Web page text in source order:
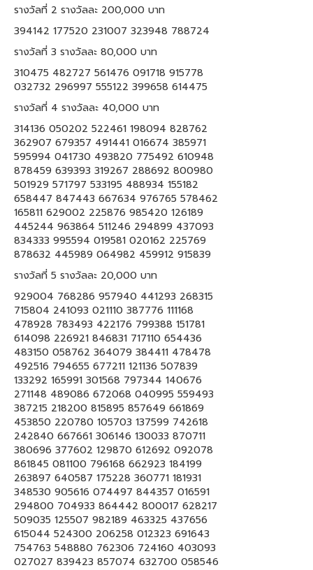
รางวัลที่ 2 รางวัลละ 200,000 บาท
394142 177520 231007 323948 788724
รางวัลที่ 3 รางวัลละ 80,000 บาท
310475 482727 561476 091718 915778
032732 296997 555122 399658 614475
รางวัลที่ 4 รางวัลละ 40,000 บาท
314136 050202 522461 198094 828762
362907 679357 491441 016674 385971
595994 041730 493820 775492 610948
878459 639393 319267 288692 800980
501929 571797 533195 488934 155182
658447 847443 667634 976765 578462
165811 629002 225876 985420 126189
445244 963864 511246 294899 437093
834333 995594 019581 020162 225769
878632 445989 064982 459912 915839
รางวัลที่ 5 รางวัลละ 20,000 บาท
929004 768286 957940 441293 268315
715804 241093 021110 387776 111168
478928 783493 422176 799388 151781
614098 226921 846831 717110 654436
483150 058762 364079 384411 478478
492516 794655 677211 121136 507839
133292 165991 301568 797344 140676
271148 489086 672068 040995 559493
387215 218200 815895 857649 661869
453850 220780 105703 137599 742618
242840 667661 306146 130033 870711
380696 377602 129870 612692 092078
861845 081100 796168 662923 184199
263897 640587 175228 360771 181931
348530 905616 074497 844357 016591
294800 704933 864442 800017 628217
509035 125507 982189 463325 437656
615044 524300 206258 012323 691643
754763 548880 762306 724160 403093
027027 839423 857074 632700 058546